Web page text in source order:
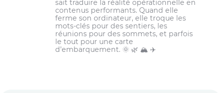
Les commerces de vente au détail;
Les pharmacies;
Les restaurants, les hôtels et les bars.
sait traduire la réalité opérationnelle en
contenus performants. Quand elle
ferme son ordinateur, elle troque les
mots-clés pour des sentiers, les
réunions pour des sommets, et parfois
le tout pour une carte
d’embarquement. 🌞 🌿 🏔️ ✈️